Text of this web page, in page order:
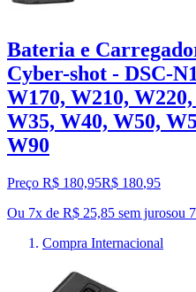
Bateria e
Cyber-shot - DSC-
W170, W210,
W35, W40, W50,
W90
Preço R$ 180,95R$ 180,95
Ou 7x de R$ 25,85 sem jurosou 7
Compra Internacional